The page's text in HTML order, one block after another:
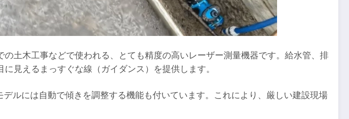
土木工事などで使われる、とても精度の高いレーザー測量機器です。給水管、排
見えるまっすぐな線（ガイダンス）を提供します。
ルには自動で傾きを調整する機能も付いています。これにより、厳しい建設現場